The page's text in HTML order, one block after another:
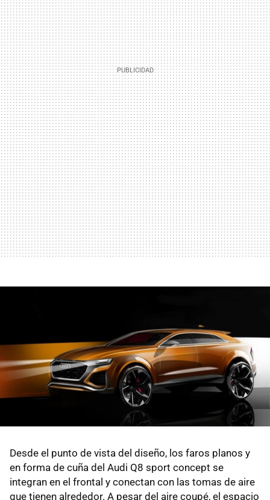
Desde el punto de vista del diseño, los faros planos y
en forma de cuña del Audi Q8 sport concept se
integran en el frontal y conectan con las tomas de aire
que tienen alrededor. A pesar del aire coupé, el espacio